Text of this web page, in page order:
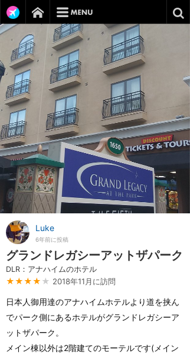
Luke
6年前に投稿
グランドレガシーアットザパーク
DLR：アナハイムのホテル
★★★★ ★ 2018年11月に訪問
日本人御用達のアナハイムホテルより道を挟ん
でパーク側にあるホテルがグランドレガシーア
ットザパーク。
メイン棟以外は2階建てのモーテルです(メイン